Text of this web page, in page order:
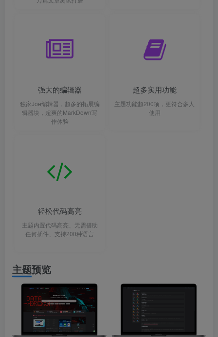
强大的编辑器
独家Joe编辑器，超多的拓展编
辑器块，超爽的MarkDown写
作体验
超多实用功能
主题功能超200项，更符合多人
使用
轻松代码高亮
主题内置代码高亮、无需借助
任何插件、支持200种语言
主题预览